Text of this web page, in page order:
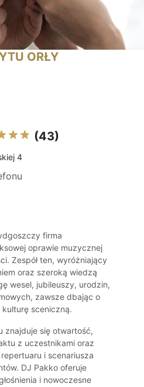
ORŁY
(43)
4
firma
oprawie muzycznej
Zespół ten, wyróżniający
oraz szeroką wiedzą
wesel, jubileuszy, urodzin,
zawsze dbając o
sceniczną.
znajduje się otwartość,
z uczestnikami oraz
i scenariusza
DJ Pakko oferuje
i nowoczesne